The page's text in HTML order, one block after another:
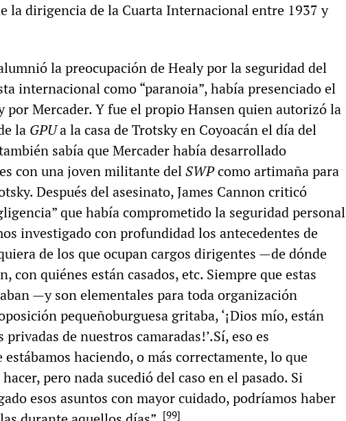
la dirigencia de la Cuarta Internacional entre 1937 y
la preocupación de Healy por la seguridad del
internacional como “paranoia”, había presenciado el
por Mercader. Y fue el propio Hansen quien autorizó la
la GPUa la casa de Trotsky en Coyoacán el día del
sabía que Mercader había desarrollado
con una joven militante delSWPcomo artimaña para
Después del asesinato, James Cannon criticó
que había comprometido la seguridad personal
investigado con profundidad los antecedentes de
de los que ocupan cargos dirigentes —de dónde
con quiénes están casados, etc. Siempre que estas
—y son elementales para toda organización
pequeñoburguesa gritaba, ‘¡Dios mío, están
de nuestros camaradas!’.Sí, eso es
haciendo, o más correctamente, lo que
pero nada sucedió del caso en el pasado. Si
esos asuntos con mayor cuidado, podríamos haber
[99]